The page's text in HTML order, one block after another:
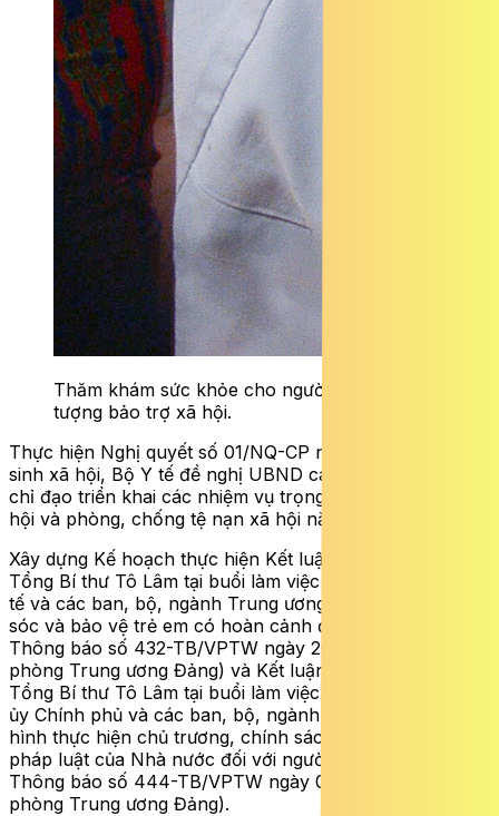
Thăm khám sức khỏe cho người thuộc đối
tượng bảo trợ xã hội.
Thực hiện Nghị quyết số 01/NQ-CP năm 2026 về an
sinh xã hội, Bộ Y tế đề nghị UBND các tỉnh, thành phố
chỉ đạo triển khai các nhiệm vụ trọng tâm về bảo trợ xã
hội và phòng, chống tệ nạn xã hội năm 2026, cụ thể:
Xây dựng Kế hoạch thực hiện Kết luận của đồng chí
Tổng Bí thư Tô Lâm tại buổi làm việc với Đảng ủy Bộ Y
tế và các ban, bộ, ngành Trung ương về công tác chăm
sóc và bảo vệ trẻ em có hoàn cảnh đặc biệt (theo
Thông báo số 432-TB/VPTW ngày 26/11/2025 của Văn
phòng Trung ương Đảng) và Kết luận của đồng chí
Tổng Bí thư Tô Lâm tại buổi làm việc với đại diện Đảng
ủy Chính phủ và các ban, bộ, ngành Trung ương về tình
hình thực hiện chủ trương, chính sách của Đảng và
pháp luật của Nhà nước đối với người khuyết tật (theo
Thông báo số 444-TB/VPTW ngày 05/12/2025 của Văn
phòng Trung ương Đảng).